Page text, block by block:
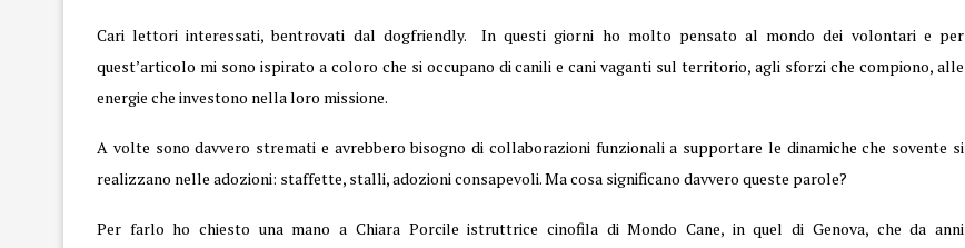
Cari lettori interessati, bentrovati dal dogfriendly. In questi giorni ho molto pensato al mondo dei volontari e per
quest’articolo mi sono ispirato a coloro che si occupano di canili e cani vaganti sul territorio, agli sforzi che compiono, alle
energie che investono nella loro missione.
A volte sono davvero stremati e avrebbero bisogno di collaborazioni funzionali a supportare le dinamiche che sovente si
realizzano nelle adozioni: staffette, stalli, adozioni consapevoli. Ma cosa significano davvero queste parole?
Per farlo ho chiesto una mano a Chiara Porcile istruttrice cinofila diMondo Cane, in quel di Genova, che da anni